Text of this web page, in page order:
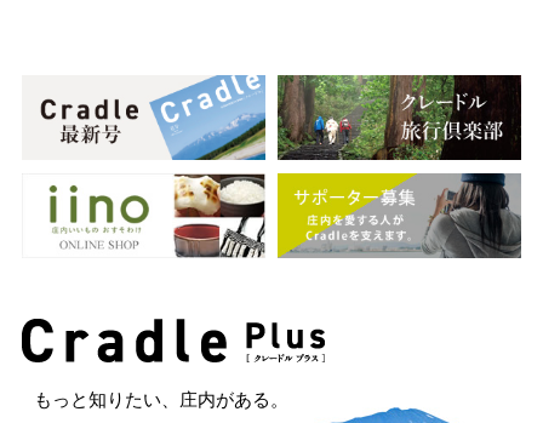
もっと知りたい、庄内がある。